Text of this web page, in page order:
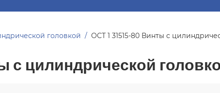
головкой ОСТ 1 31515-80 Винты с
с цилиндрической